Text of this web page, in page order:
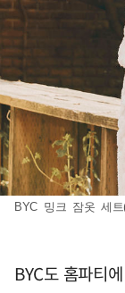
BYC 밍크 잠옷 세
BYC도 홈파티